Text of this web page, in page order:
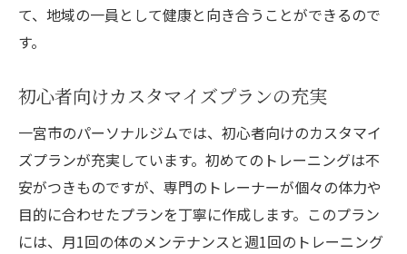
て、地域の一員として健康と向き合うことができるので
す。
初心者向けカスタマイズプランの充実
一宮市のパーソナルジムでは、初心者向けのカスタマイ
ズプランが充実しています。初めてのトレーニングは不
安がつきものですが、専門のトレーナーが個々の体力や
目的に合わせたプランを丁寧に作成します。このプラン
には、月1回の体のメンテナンスと週1回のトレーニング